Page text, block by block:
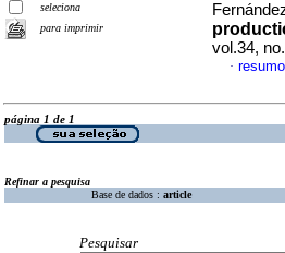
seleciona
para imprimir
vol.34,
·
página 1 de 1
Refinar a pesquisa
Base de dados : article
Pesquisar